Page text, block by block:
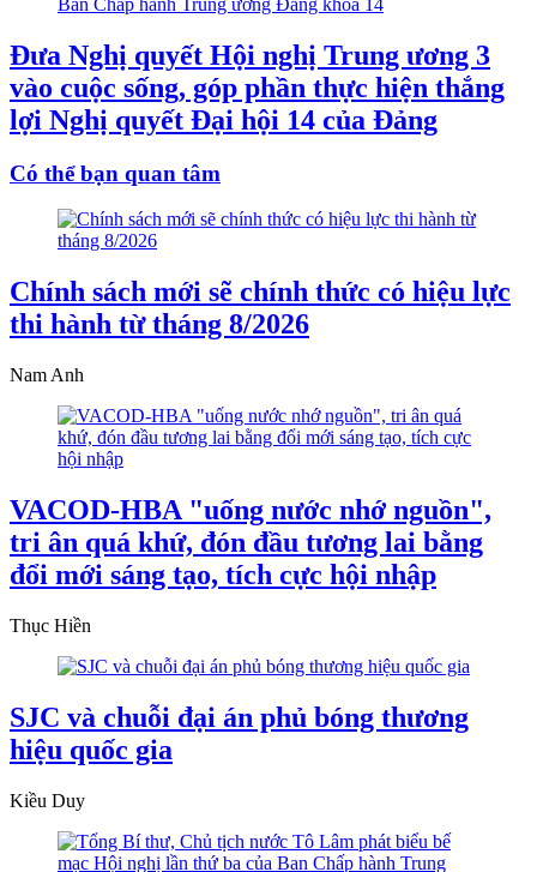
Đưa Nghị quyết Hội nghị Trung ương 3
vào cuộc sống, góp phần thực hiện thắng
lợi Nghị quyết Đại hội 14 của Đảng
Có thể bạn quan tâm
Chính sách mới sẽ chính thức có hiệu lực
thi hành từ tháng 8/2026
Nam Anh
VACOD-HBA "uống nước nhớ nguồn",
tri ân quá khứ, đón đầu tương lai bằng
đổi mới sáng tạo, tích cực hội nhập
Thục Hiền
SJC và chuỗi đại án phủ bóng thương
hiệu quốc gia
Kiều Duy